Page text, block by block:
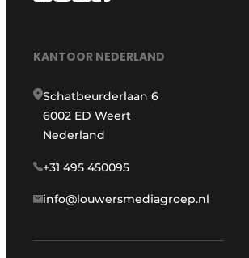
KANTOOR NEDERLAND
Schatbeurderlaan 6
6002 ED Weert
Nederland
+31 495 450095
info@louwersmediagroep.nl